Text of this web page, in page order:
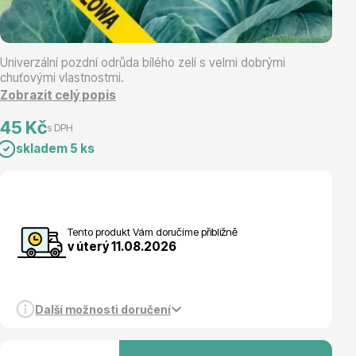
Květináče
Univerzální pozdní odrůda bílého zelí s velmi dobrými
chuťovými vlastnostmi.
Zobrazit celý popis
45 Kčs DPH
skladem 5 ks
Tento produkt Vám doručíme přibližně
v úterý 11.08.2026
Další možnosti doručení